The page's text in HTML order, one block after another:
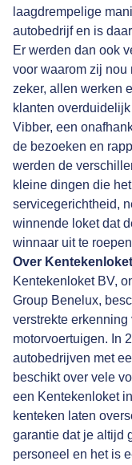
laagdrempelige
autobedrijf en is
Er werden dan ook
voor waarom zij nou
zeker, allen werken
klanten
Vibber, een
de bezoeken en
werden de
kleine dingen die
servicegerichtheid,
winnende loket dat
winnaar uit te
Over Kentekenloket
Kentekenloket BV,
Group Benelux,
verstrekte
motorvoertuigen. In
autobedrijven met
beschikt over vele
een Kentekenloket
kenteken laten
garantie dat je altijd
personeel en het is